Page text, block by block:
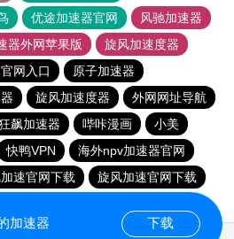
优途加速器官网
风驰加速器
器外网苹果版
旋风加速度器
网入口
原子加速器
旋风加速度器
外网网址导航
飙加速器 哔咔漫画
小美
快鸭VPN
海外npv加速器官网
速官网下载
旋风加速官网下载
加速器 下载